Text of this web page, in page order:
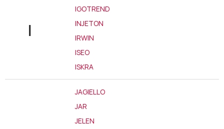
I
IGOTREND
INJETON
IRWIN
ISEO
ISKRA
JAGIELLO
JAR
JELEN